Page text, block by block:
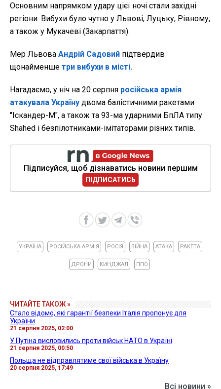
Основним напрямком удару цієї ночі стали західні
регіони. Вибухи було чутно у Львові, Луцьку, Рівному,
а також у Мукачеві (Закарпаття).
Мер Львова Андрій Садовий підтвердив
щонайменше три вибухи в місті.
Нагадаємо, у ніч на 20 серпня російська армія
атакувала Україну двома балістичними ракетами
"Іскандер-М", а також та 93-ма ударними БпЛА типу
Shahed і безпілотниками-імітаторами різних типів.
Підписуйся, щоб дізнаватись новини першим
ПІДПИСАТИСЬ
УКРАЇНА РОСІЙСЬКА АРМІЯ РОСІЯ ВІЙНА АТАКА РАКЕТА
ДРОНИ КИНДЖАЛ ППО
ЧИТАЙТЕ ТАКОЖ »
Стало відомо, які гарантії безпеки Італія пропонує для
України
21 серпня 2025, 02:00
У Путіна висловились проти військ НАТО в Україні
21 серпня 2025, 00:50
Польща не відправлятиме свої війська в Україну
20 серпня 2025, 17:49
Всі новини »